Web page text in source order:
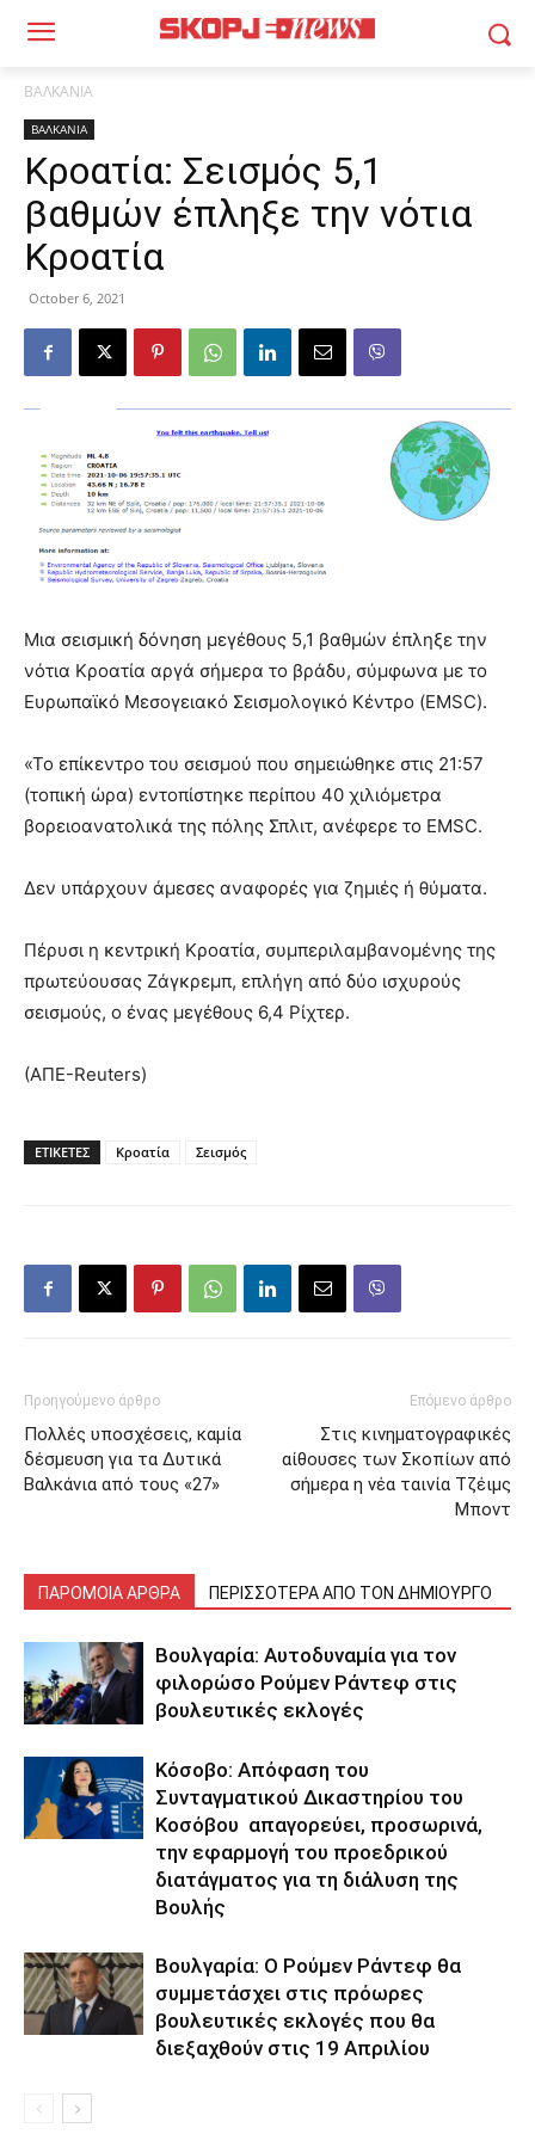
ΒΑΛΚΑΝΙΑ
ΒΑΛΚΑΝΙΑ
Κροατία: Σεισμός 5,1
βαθμών έπληξε την νότια
Κροατία
October 6, 2021
Μια σεισμική δόνηση μεγέθους 5,1 βαθμών έπληξε την
νότια Κροατία αργά σήμερα το βράδυ, σύμφωνα με το
Ευρωπαϊκό Μεσογειακό Σεισμολογικό Κέντρο (EMSC).
«Το επίκεντρο του σεισμού που σημειώθηκε στις 21:57
(τοπική ώρα) εντοπίστηκε περίπου 40 χιλιόμετρα
βορειοανατολικά της πόλης Σπλιτ, ανέφερε το EMSC.
Δεν υπάρχουν άμεσες αναφορές για ζημιές ή θύματα.
Πέρυσι η κεντρική Κροατία, συμπεριλαμβανομένης της
πρωτεύουσας Ζάγκρεμπ, επλήγη από δύο ισχυρούς
σεισμούς, ο ένας μεγέθους 6,4 Ρίχτερ.
(ΑΠΕ-Reuters)
ΕΤΙΚΕΤΕΣ Κροατία Σεισμός
Προηγούμενο άρθρο
Πολλές υποσχέσεις, καμία
δέσμευση για τα Δυτικά
Βαλκάνια από τους «27»
Επόμενο άρθρο
Στις κινηματογραφικές
αίθουσες των Σκοπίων από
σήμερα η νέα ταινία Τζέιμς
Μποντ
ΠΑΡΟΜΟΙΑ ΑΡΘΡΑ ΠΕΡΙΣΣΟΤΕΡΑ ΑΠΟ ΤΟΝ ΔΗΜΙΟΥΡΓΟ
Βουλγαρία: Αυτοδυναμία για τον
φιλορώσο Ρούμεν Ράντεφ στις
βουλευτικές εκλογές
Κόσοβο: Απόφαση του
Συνταγματικού Δικαστηρίου του
Κοσόβου απαγορεύει, προσωρινά,
την εφαρμογή του προεδρικού
διατάγματος για τη διάλυση της
Βουλής
Βουλγαρία: Ο Ρούμεν Ράντεφ θα
συμμετάσχει στις πρόωρες
βουλευτικές εκλογές που θα
διεξαχθούν στις 19 Απριλίου